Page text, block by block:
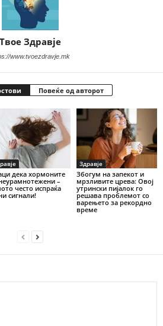
Твое Здравје
www.tvoezdravje.mk
Повеќе од авторот
дека хормоните
–
често испраќа
сигнали!
Здравје
Збогум на запекот и
мрзливите црева: Овој
утрински пијалок го
решава проблемот со
варењето за рекордно
време